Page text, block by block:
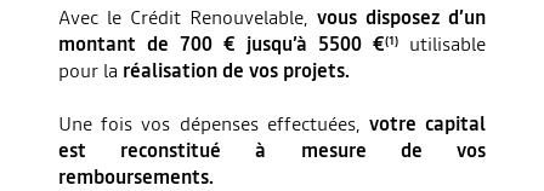
Avec le Crédit Renouvelable, vous disposez d’un
montant de 700 € jusqu’à 5500 €(1)
utilisable
pour la réalisation de vos projets.
Une fois vos dépenses effectuées, votre capital
est reconstitué à mesure de vos
remboursements.